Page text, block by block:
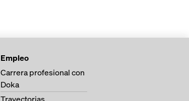
Empleo
Carrera profesional con
Doka